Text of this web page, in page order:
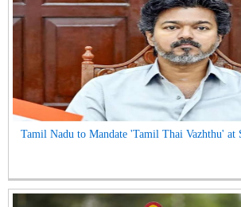
Tamil Nadu to Mandate 'Tamil Thai Vazhthu' at